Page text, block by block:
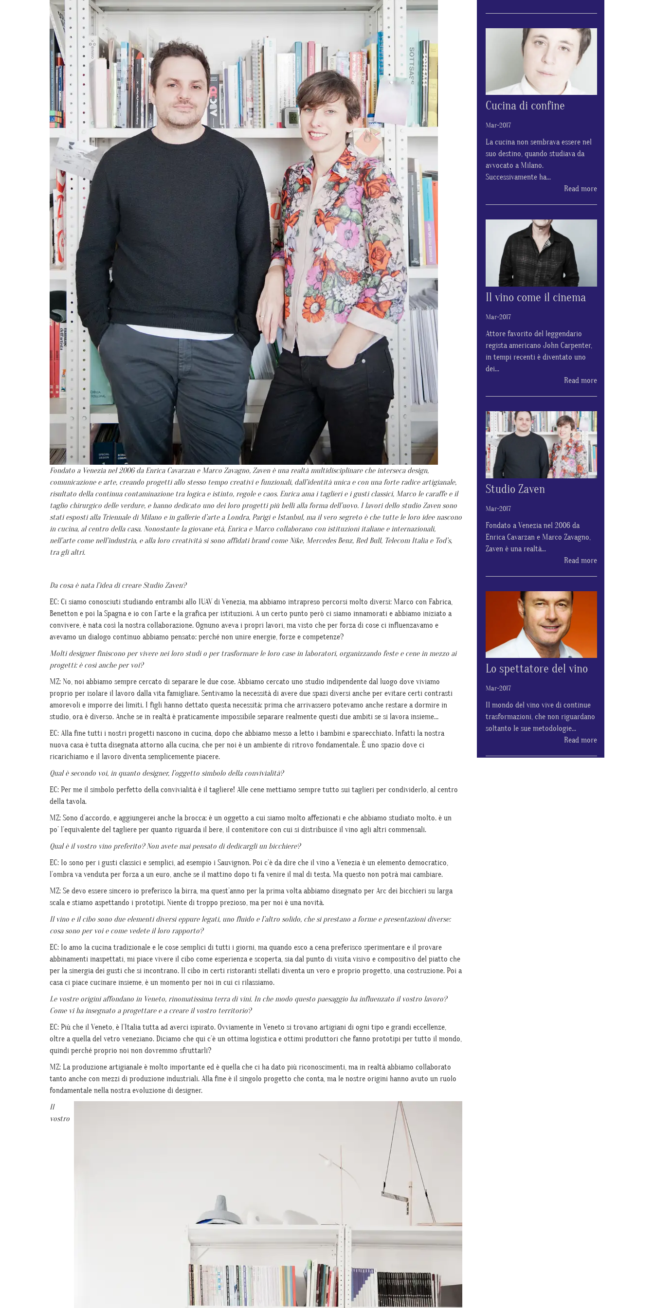
Fondato a Venezia nel 2006 da Enrica Cavarzan e Marco Zavagno, Zaven è una realtà multidisciplinare che interseca design,
comunicazione e arte, creando progetti allo stesso tempo creativi e funzionali, dall’identità unica e con una forte radice artigianale,
risultato della continua contaminazione tra logica e istinto, regole e caos. Enrica ama i taglieri e i gusti classici, Marco le caraffe e il
taglio chirurgico delle verdure, e hanno dedicato uno dei loro progetti più belli alla forma dell’uovo. I lavori dello studio Zaven sono
stati esposti alla Triennale di Milano e in gallerie d’arte a Londra, Parigi e Istanbul, ma il vero segreto è che tutte le loro idee nascono
in cucina, al centro della casa. Nonostante la giovane età, Enrica e Marco collaborano con istituzioni italiane e internazionali,
nell’arte come nell’industria, e alla loro creatività si sono affidati brand come Nike, Mercedes Benz, Red Bull, Telecom Italia e Tod’s,
tra gli altri.
Da cosa è nata l’idea di creare Studio Zaven?
EC: Ci siamo conosciuti studiando entrambi allo IUAV di Venezia, ma abbiamo intrapreso percorsi molto diversi: Marco con Fabrica,
Benetton e poi la Spagna e io con l’arte e la grafica per istituzioni. A un certo punto però ci siamo innamorati e abbiamo iniziato a
convivere, è nata così la nostra collaborazione. Ognuno aveva i propri lavori, ma visto che per forza di cose ci influenzavamo e
avevamo un dialogo continuo abbiamo pensato: perché non unire energie, forze e competenze?
Molti designer finiscono per vivere nei loro studi o per trasformare le loro case in laboratori, organizzando feste e cene in mezzo ai
progetti: è così anche per voi?
MZ: No, noi abbiamo sempre cercato di separare le due cose. Abbiamo cercato uno studio indipendente dal luogo dove viviamo
proprio per isolare il lavoro dalla vita famigliare. Sentivamo la necessità di avere due spazi diversi anche per evitare certi contrasti
amorevoli e imporre dei limiti. I figli hanno dettato questa necessità: prima che arrivassero potevamo anche restare a dormire in
studio, ora è diverso. Anche se in realtà è praticamente impossibile separare realmente questi due ambiti se si lavora insieme…
EC: Alla fine tutti i nostri progetti nascono in cucina, dopo che abbiamo messo a letto i bambini e sparecchiato. Infatti la nostra
nuova casa è tutta disegnata attorno alla cucina, che per noi è un ambiente di ritrovo fondamentale. È uno spazio dove ci
ricarichiamo e il lavoro diventa semplicemente piacere.
Qual è secondo voi, in quanto designer, l’oggetto simbolo della convivialità?
EC: Per me il simbolo perfetto della convivialità è il tagliere! Alle cene mettiamo sempre tutto sui taglieri per condividerlo, al centro
della tavola.
MZ: Sono d’accordo, e aggiungerei anche la brocca: è un oggetto a cui siamo molto affezionati e che abbiamo studiato molto. è un
po’ l’equivalente del tagliere per quanto riguarda il bere, il contenitore con cui si distribuisce il vino agli altri commensali.
Qual è il vostro vino preferito? Non avete mai pensato di dedicargli un bicchiere?
EC: Io sono per i gusti classici e semplici, ad esempio i Sauvignon. Poi c’è da dire che il vino a Venezia è un elemento democratico,
l’ombra va venduta per forza a un euro, anche se il mattino dopo ti fa venire il mal di testa. Ma questo non potrà mai cambiare.
MZ: Se devo essere sincero io preferisco la birra, ma quest’anno per la prima volta abbiamo disegnato per Arc dei bicchieri su larga
scala e stiamo aspettando i prototipi. Niente di troppo prezioso, ma per noi è una novità.
Il vino e il cibo sono due elementi diversi eppure legati, uno fluido e l’altro solido, che si prestano a forme e presentazioni diverse:
cosa sono per voi e come vedete il loro rapporto?
EC: Io amo la cucina tradizionale e le cose semplici di tutti i giorni, ma quando esco a cena preferisco sperimentare e il provare
abbinamenti inaspettati, mi piace vivere il cibo come esperienza e scoperta, sia dal punto di visita visivo e compositivo del piatto che
per la sinergia dei gusti che si incontrano. Il cibo in certi ristoranti stellati diventa un vero e proprio progetto, una costruzione. Poi a
casa ci piace cucinare insieme, è un momento per noi in cui ci rilassiamo.
Le vostre origini affondano in Veneto, rinomatissima terra di vini. In che modo questo paesaggio ha influenzato il vostro lavoro?
Come vi ha insegnato a progettare e a creare il vostro territorio?
EC: Più che il Veneto, è l’Italia tutta ad averci ispirato. Ovviamente in Veneto si trovano artigiani di ogni tipo e grandi eccellenze,
oltre a quella del vetro veneziano. Diciamo che qui c’è un ottima logistica e ottimi produttori che fanno prototipi per tutto il mondo,
quindi perché proprio noi non dovremmo sfruttarli?
MZ: La produzione artigianale è molto importante ed è quella che ci ha dato più riconoscimenti, ma in realtà abbiamo collaborato
tanto anche con mezzi di produzione industriali. Alla fine è il singolo progetto che conta, ma le nostre origini hanno avuto un ruolo
fondamentale nella nostra evoluzione di designer.
Il
vostro
Cucina di confine
Mar-2017
La cucina non sembrava essere nel
suo destino, quando studiava da
avvocato a Milano.
Successivamente ha...
Read more
Il vino come il cinema
Mar-2017
Attore favorito del leggendario
regista americano John Carpenter,
in tempi recenti è diventato uno
dei...
Read more
Studio Zaven
Mar-2017
Fondato a Venezia nel 2006 da
Enrica Cavarzan e Marco Zavagno,
Zaven è una realtà...
Read more
Lo spettatore del vino
Mar-2017
Il mondo del vino vive di continue
trasformazioni, che non riguardano
soltanto le sue metodologie...
Read more